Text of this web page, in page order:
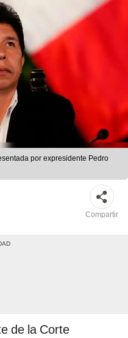
por expresidente Pedro
Compartir
de la Corte